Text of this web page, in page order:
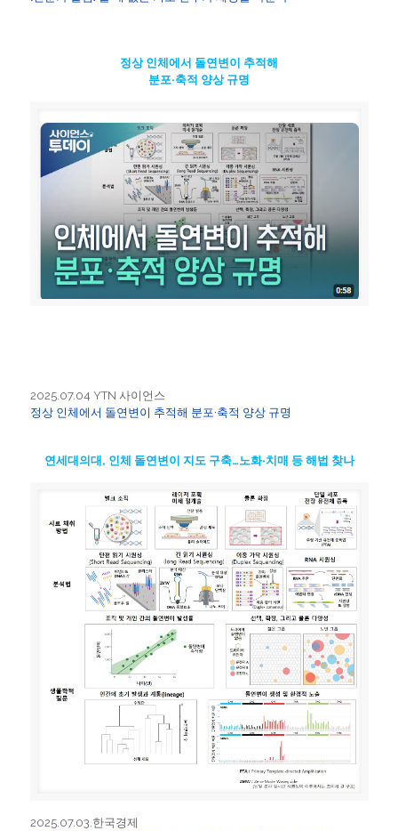
정상 인체에서 돌연변이 추적해
분포·축적 양상 규명
2025.07.04 YTN 사이언스
정상 인체에서 돌연변이 추적해 분포·축적 양상 규명
연세대의대, 인체 돌연변이 지도 구축…노화·치매 등 해법 찾나
2025.07.03.한국경제